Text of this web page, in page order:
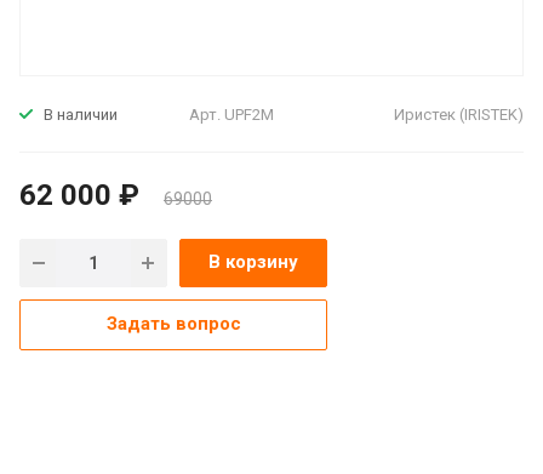
В наличии Арт. UPF2M Иристек (IRISTEK)
62 000 ₽ 69000
В корзину
Задать вопрос